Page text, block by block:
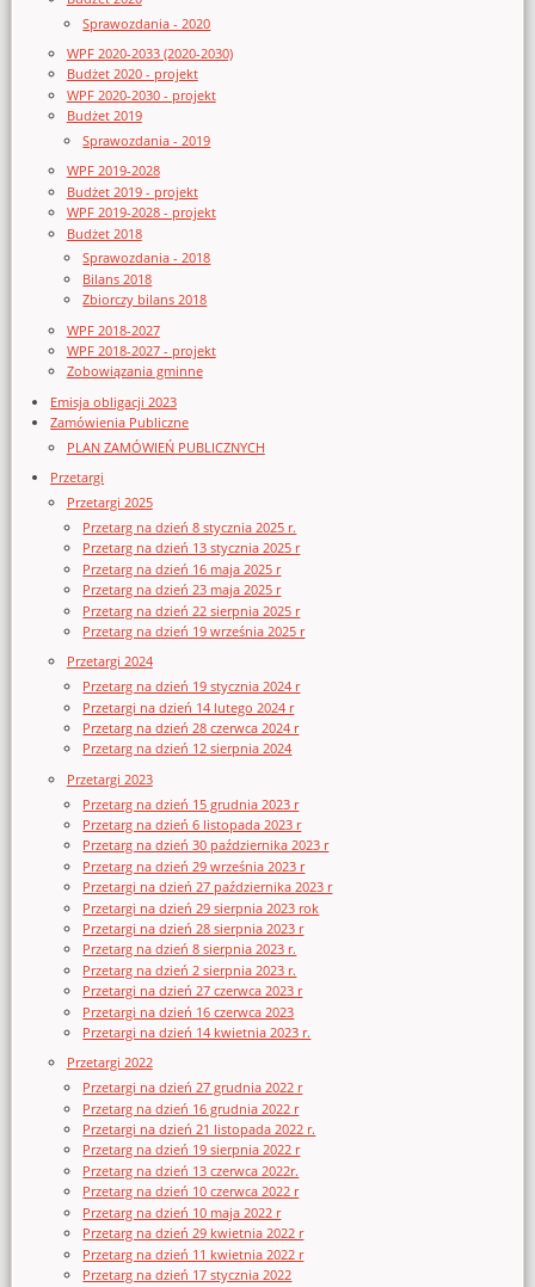
Sprawozdania - 2020
WPF 2020-2033 (2020-2030)
Budżet 2020 - projekt
WPF 2020-2030 - projekt
Budżet 2019
Sprawozdania - 2019
WPF 2019-2028
Budżet 2019 - projekt
WPF 2019-2028 - projekt
Budżet 2018
Sprawozdania - 2018
Bilans 2018
Zbiorczy bilans 2018
WPF 2018-2027
WPF 2018-2027 - projekt
Zobowiązania gminne
Emisja obligacji 2023
Zamówienia Publiczne
PLAN ZAMÓWIEŃ PUBLICZNYCH
Przetargi
Przetargi 2025
Przetarg na dzień 8 stycznia 2025 r.
Przetarg na dzień 13 stycznia 2025 r
Przetarg na dzień 16 maja 2025 r
Przetarg na dzień 23 maja 2025 r
Przetarg na dzień 22 sierpnia 2025 r
Przetarg na dzień 19 września 2025 r
Przetargi 2024
Przetarg na dzień 19 stycznia 2024 r
Przetargi na dzień 14 lutego 2024 r
Przetarg na dzień 28 czerwca 2024 r
Przetarg na dzień 12 sierpnia 2024
Przetargi 2023
Przetarg na dzień 15 grudnia 2023 r
Przetarg na dzień 6 listopada 2023 r
Przetarg na dzień 30 października 2023 r
Przetarg na dzień 29 września 2023 r
Przetargi na dzień 27 października 2023 r
Przetargi na dzień 29 sierpnia 2023 rok
Przetargi na dzień 28 sierpnia 2023 r
Przetarg na dzień 8 sierpnia 2023 r.
Przetarg na dzień 2 sierpnia 2023 r.
Przetargi na dzień 27 czerwca 2023 r
Przetargi na dzień 16 czerwca 2023
Przetargi na dzień 14 kwietnia 2023 r.
Przetargi 2022
Przetargi na dzień 27 grudnia 2022 r
Przetarg na dzień 16 grudnia 2022 r
Przetargi na dzień 21 listopada 2022 r.
Przetarg na dzień 19 sierpnia 2022 r
Przetarg na dzień 13 czerwca 2022r.
Przetarg na dzień 10 czerwca 2022 r
Przetarg na dzień 10 maja 2022 r
Przetarg na dzień 29 kwietnia 2022 r
Przetarg na dzień 11 kwietnia 2022 r
Przetarg na dzień 17 stycznia 2022